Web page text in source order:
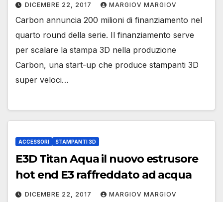
DICEMBRE 22, 2017 MARGIOV MARGIOV
Carbon annuncia 200 milioni di finanziamento nel
quarto round della serie. Il finanziamento serve
per scalare la stampa 3D nella produzione
Carbon, una start-up che produce stampanti 3D
super veloci…
ACCESSORI STAMPANTI 3D
E3D Titan Aqua il nuovo estrusore
hot end E3 raffreddato ad acqua
DICEMBRE 22, 2017 MARGIOV MARGIOV